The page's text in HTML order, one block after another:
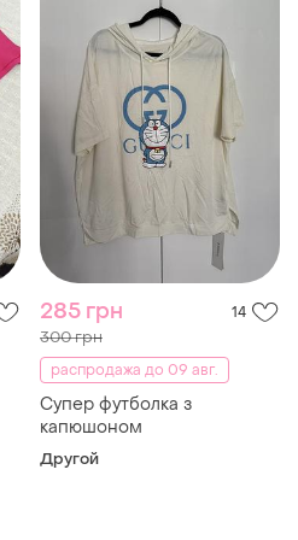
285 грн 14
300 грн
распродажа до 09 авг.
Супер футболка з
капюшоном
Другой